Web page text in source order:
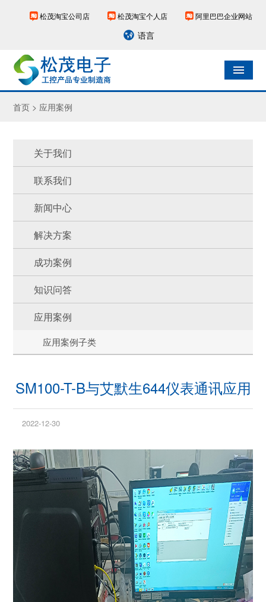
松茂淘宝公司店 松茂淘宝个人店 阿里巴巴企业网站
语言
首页 > 应用案例
关于我们
联系我们
新闻中心
解决方案
成功案例
知识问答
应用案例
应用案例子类
SM100-T-B与艾默生644仪表通讯应用
2022-12-30